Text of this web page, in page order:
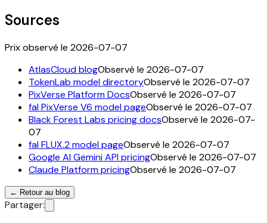
Sources
Prix observé le 2026-07-07
AtlasCloud blogObservé le 2026-07-07
TokenLab model directoryObservé le 2026-07-07
PixVerse Platform DocsObservé le 2026-07-07
fal PixVerse V6 model pageObservé le 2026-07-07
Black Forest Labs pricing docsObservé le 2026-07-
07
fal FLUX.2 model pageObservé le 2026-07-07
Google AI Gemini API pricingObservé le 2026-07-07
Claude Platform pricingObservé le 2026-07-07
← Retour au blog
Partager: